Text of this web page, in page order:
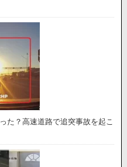
た？高速道路で追突事故を起こ